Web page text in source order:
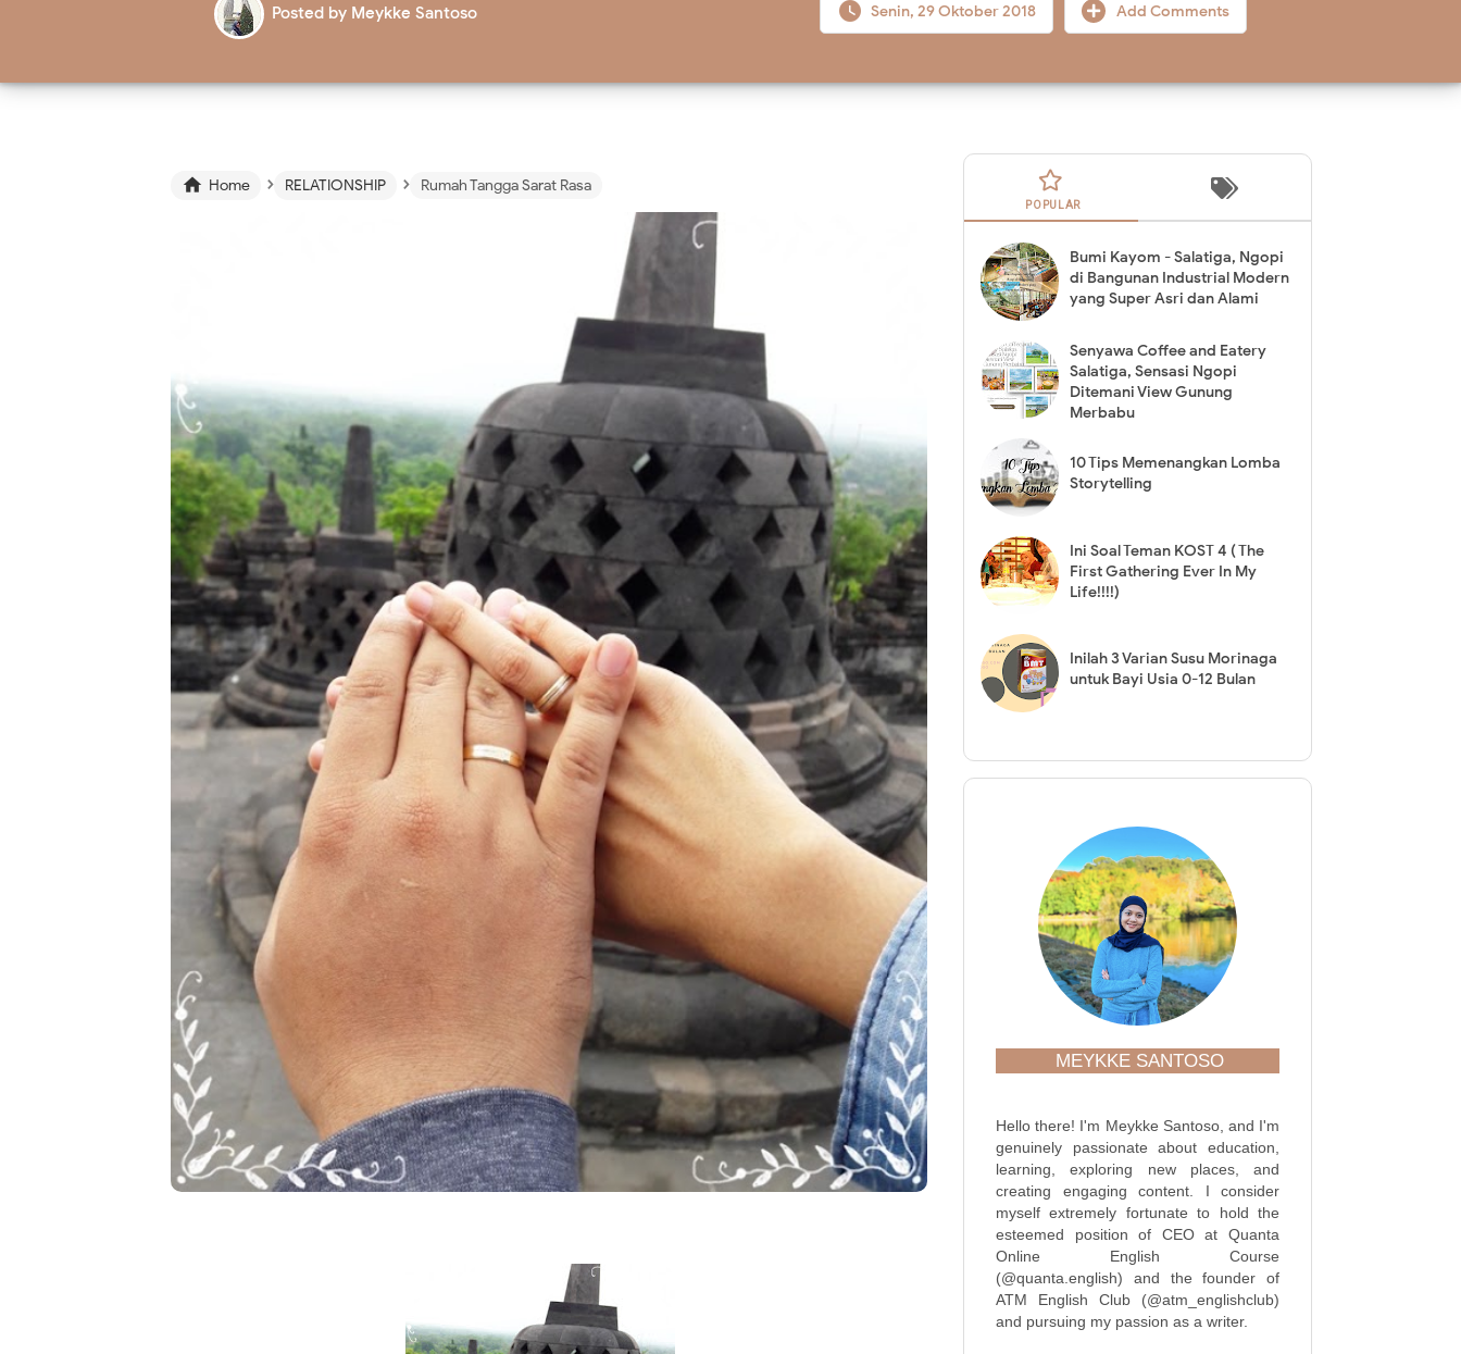
Posted by Meykke Santoso Add Comments
 Senin, 29 Oktober 2018
 Home › RELATIONSHIP › Rumah Tangga Sarat Rasa
POPULAR
Bumi Kayom - Salatiga, Ngopi
di Bangunan Industrial Modern
yang Super Asri dan Alami
Senyawa Coffee and Eatery
Salatiga, Sensasi Ngopi
Ditemani View Gunung
Merbabu
10 Tips Memenangkan Lomba
Storytelling
Ini Soal Teman KOST 4 ( The
First Gathering Ever In My
Life!!!!)
Inilah 3 Varian Susu Morinaga
untuk Bayi Usia 0-12 Bulan
MEYKKE SANTOSO
Hello there! I'm Meykke Santoso, and I'm
genuinely passionate about education,
learning, exploring new places, and
creating engaging content. I consider
myself extremely fortunate to hold the
esteemed position of CEO at Quanta
Online English Course
(@quanta.english) and the founder of
ATM English Club (@atm_englishclub)
and pursuing my passion as a writer.